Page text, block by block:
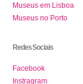
Museus em Lisboa
Museus no Porto
Redes Sociais
Facebook
Instragram